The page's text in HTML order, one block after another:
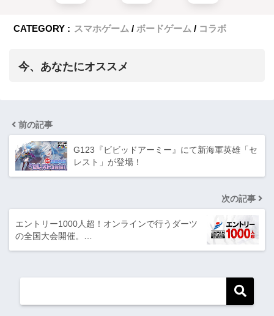
CATEGORY : スマホゲーム ボードゲーム コラボ
今、あなたにオススメ
前の記事
G123『ビビッドアーミー』にて新海軍英雄「セ
レスト」が登場！
次の記事
エントリー1000人超！オンラインで行うダーツ
の全国大会開催。…